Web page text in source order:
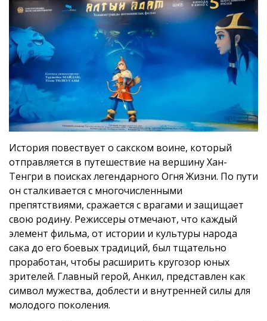
История повествует о сакском воине, который
отправляется в путешествие на вершину Хан-
Тенгри в поисках легендарного Огня Жизни. По пути
он сталкивается с многочисленными
препятствиями, сражается с врагами и защищает
свою родину. Режиссеры отмечают, что каждый
элемент фильма, от истории и культуры народа
сака до его боевых традиций, был тщательно
проработан, чтобы расширить кругозор юных
зрителей. Главный герой, Анкил, представлен как
символ мужества, доблести и внутренней силы для
молодого поколения.